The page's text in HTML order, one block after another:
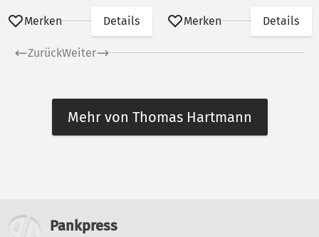
Merken Details Merken Details
ZurückWeiter
Mehr von Thomas Hartmann
Weitere Informationen
Pankpress